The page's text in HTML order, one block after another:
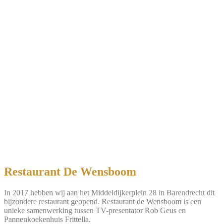
Restaurant De Wensboom
In 2017 hebben wij aan het Middeldijkerplein 28 in Barendrecht dit
bijzondere restaurant geopend. Restaurant de Wensboom is een
unieke samenwerking tussen TV-presentator Rob Geus en
Pannenkoekenhuis Frittella.